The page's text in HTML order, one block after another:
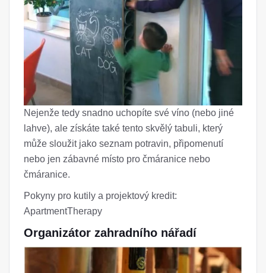
Nejenže tedy snadno uchopíte své víno (nebo jiné
lahve), ale získáte také tento skvělý tabuli, který
může sloužit jako seznam potravin, připomenutí
nebo jen zábavné místo pro čmáranice nebo
čmáranice.
Pokyny pro kutily a projektový kredit:
ApartmentTherapy
Organizátor zahradního nářadí